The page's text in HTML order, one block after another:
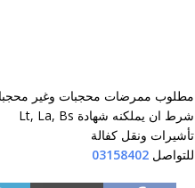
شرط ان يملكنه شهادة Lt, La, Bs
تأشيرات ونقل كفالة
للتواصل 03158402